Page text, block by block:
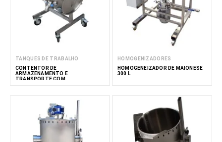
TANQUES DE TRABALHO
CONTENTOR DE
ARMAZENAMENTO E
TRANSPORTE COM
BASCULAMENTO MANUAL MAK 30–
HOMOGENIZADORES
HOMOGENEIZADOR DE MAIONESE
300 L